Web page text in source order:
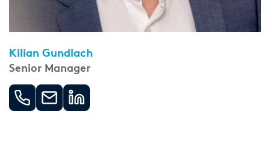
Kilian Gundlach
Senior Manager